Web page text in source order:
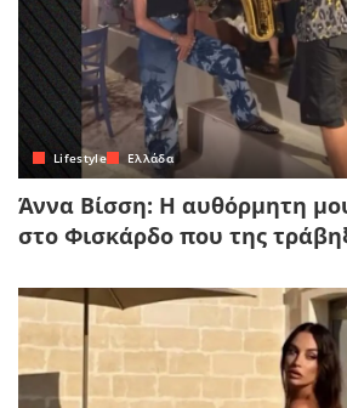
Lifestyle Ελλάδα
Άννα Βίσση: Η αυθόρμητη
στο Φισκάρδο που της